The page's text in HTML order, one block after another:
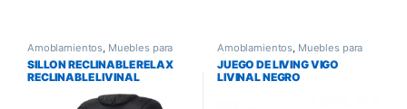
Amoblamientos, Muebles para
Living y Comedor, Sillones y
Sofas
SILLON RECLINABLE RELAX
RECLINABLE LIVINAL
Amoblamientos, Muebles para
Living y Comedor,Sillones y
Sofas
JUEGO DE LIVING VIGO
LIVINAL NEGRO